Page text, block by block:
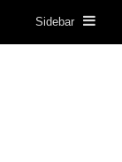
Sidebar